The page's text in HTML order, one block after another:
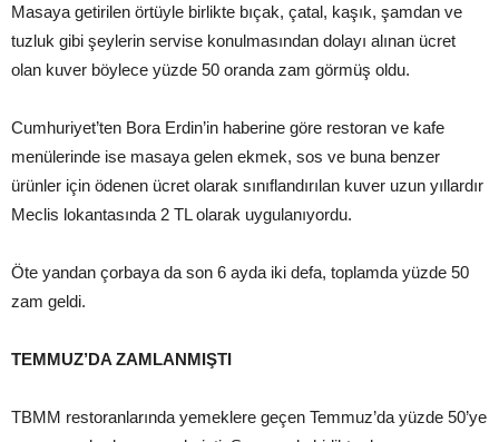
Masaya getirilen örtüyle birlikte bıçak, çatal, kaşık, şamdan ve
tuzluk gibi şeylerin servise konulmasından dolayı alınan ücret
olan kuver böylece yüzde 50 oranda zam görmüş oldu.
Cumhuriyet’ten Bora Erdin’in haberine göre restoran ve kafe
menülerinde ise masaya gelen ekmek, sos ve buna benzer
ürünler için ödenen ücret olarak sınıflandırılan kuver uzun yıllardır
Meclis lokantasında 2 TL olarak uygulanıyordu.
Öte yandan çorbaya da son 6 ayda iki defa, toplamda yüzde 50
zam geldi.
TEMMUZ’DA ZAMLANMIŞTI
TBMM restoranlarında yemeklere geçen Temmuz’da yüzde 50’ye